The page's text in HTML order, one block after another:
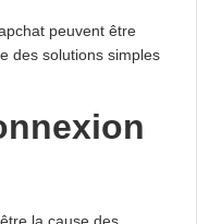
peuvent être
des solutions simples